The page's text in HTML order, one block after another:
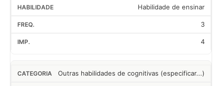
Habilidade de ensinar
3
4
Outras habilidades de cognitivas (especificar...)